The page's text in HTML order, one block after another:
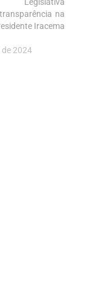
na
Iracema
de 2024